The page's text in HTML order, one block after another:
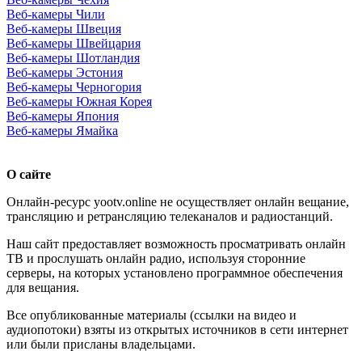
Веб-камеры Чили
Веб-камеры Швеция
Веб-камеры Швейцария
Веб-камеры Шотландия
Веб-камеры Эстония
Веб-камеры Черногория
Веб-камеры Южная Корея
Веб-камеры Япония
Веб-камеры Ямайка
О сайте
Онлайн-ресурс yootv.online не осуществляет онлайн вещание,
трансляцию и ретрансляцию телеканалов и радиостанций.
Наш сайт предоставляет возможность просматривать онлайн
ТВ и прослушать онлайн радио, используя сторонние
серверы, на которых установлено программное обеспечения
для вещания.
Все опубликованные материалы (ссылки на видео и
аудиопотоки) взяты из открытых источников в сети интернет
или были присланы владельцами.